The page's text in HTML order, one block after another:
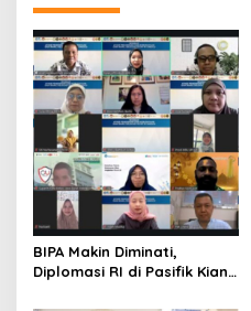
BIPA Makin Diminati,
Diplomasi RI di Pasifik Kian